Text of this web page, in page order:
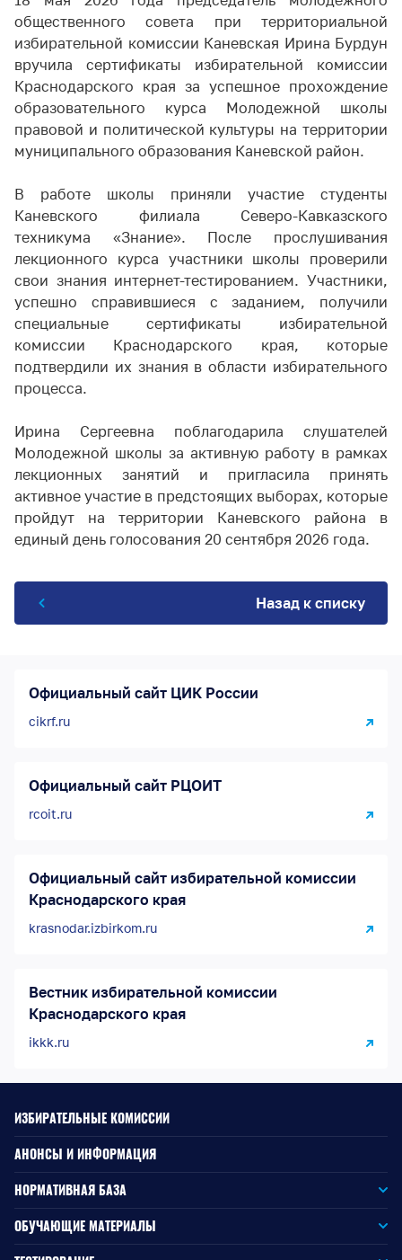
общественного совета при территориальной
избирательной комиссии Каневская Ирина Бурдун
вручила сертификаты избирательной комиссии
Краснодарского края за успешное прохождение
образовательного курса Молодежной школы
правовой и политической культуры на территории
муниципального образования Каневской район.
В работе школы приняли участие студенты
Каневского филиала Северо-Кавказского
техникума «Знание». После прослушивания
лекционного курса участники школы проверили
свои знания интернет-тестированием. Участники,
успешно справившиеся с заданием, получили
специальные сертификаты избирательной
комиссии Краснодарского края, которые
подтвердили их знания в области избирательного
процесса.
Ирина Сергеевна поблагодарила слушателей
Молодежной школы за активную работу в рамках
лекционных занятий и пригласила принять
активное участие в предстоящих выборах, которые
пройдут на территории Каневского района в
единый день голосования 20 сентября 2026 года.
Назад к списку
Официальный сайт ЦИК России
cikrf.ru
Официальный сайт РЦОИТ
rcoit.ru
Официальный сайт избирательной комиссии
Краснодарского края
krasnodar.izbirkom.ru
Вестник избирательной комиссии
Краснодарского края
ikkk.ru
ИЗБИРАТЕЛЬНЫЕ КОМИССИИ
АНОНСЫ И ИНФОРМАЦИЯ
НОРМАТИВНАЯ БАЗА
Законодательство РФ
Законодательство КК
ОБУЧАЮЩИЕ МАТЕРИАЛЫ
Для окружной избирательной комиссии